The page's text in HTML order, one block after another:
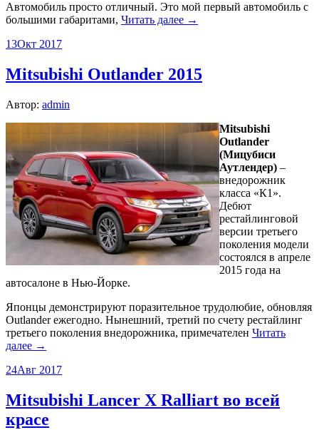
Автомобиль просто отличный. Это мой первый автомобиль с
большими габаритами, Читать далее →
13Окт 2017
Mitsubishi Outlander 2015
Автор: admin
Mitsubishi
Outlander
(Мицубиси
Аутлендер) –
внедорожник
класса «К1».
Дебют
рестайлинговой
версии третьего
поколения модели
состоялся в апреле
2015 года на
автосалоне в Нью-Йорке.
Японцы демонстрируют поразительное трудолюбие, обновляя
Outlander ежегодно. Нынешний, третий по счету рестайлинг
третьего поколения внедорожника, примечателен Читать
далее →
24Авг 2017
Mitsubishi Lancer X Ralliart во всей
красе